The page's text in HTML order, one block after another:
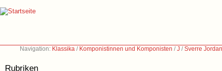
Navigation: Klassika / Komponistinnen und Komponisten /J /Sverre
Rubriken